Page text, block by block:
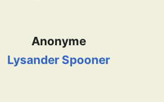
Anonyme
Lysander Spooner